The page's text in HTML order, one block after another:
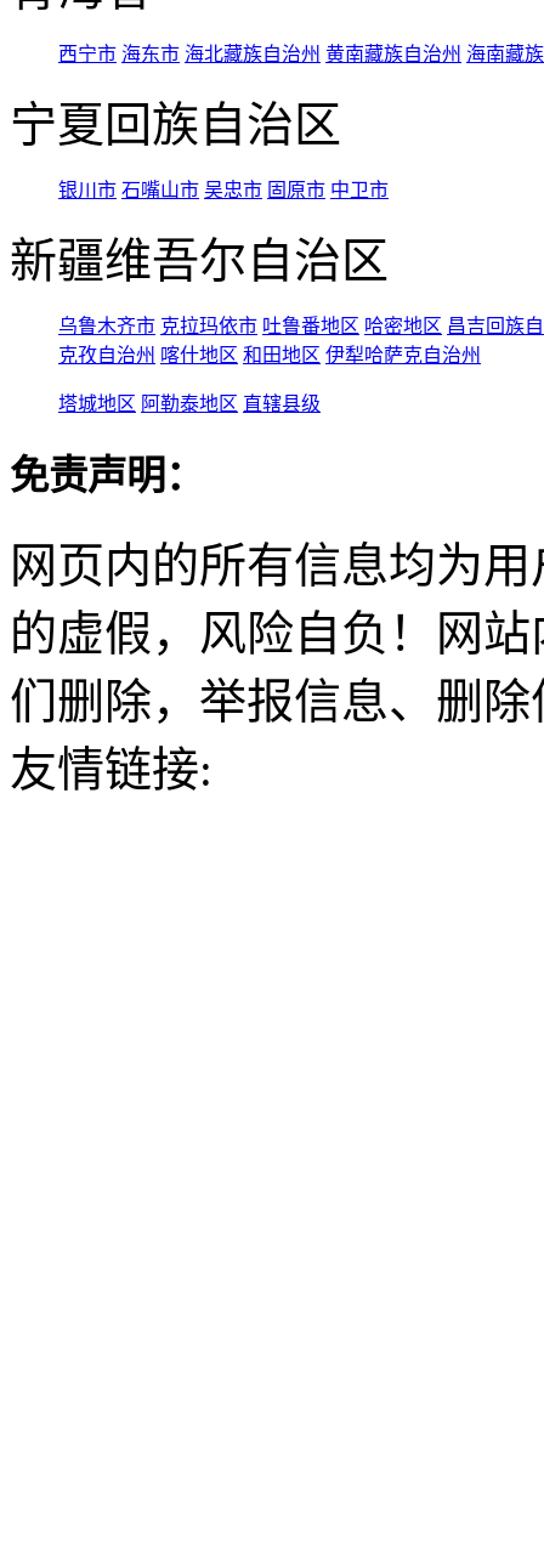
西宁市 海东市 海北藏族自治州 黄南藏族自治州 海南藏
宁夏回族自治区
银川市 石嘴山市 吴忠市 固原市 中卫市
新疆维吾尔自治区
乌鲁木齐市 克拉玛依市 吐鲁番地区 哈密地区 昌吉回族
克孜自治州 喀什地区 和田地区 伊犁哈萨克自治州
塔城地区 阿勒泰地区 直辖县级
免责声明：
网页内的所有信息均为
的虚假，风险自负！网
们删除，举报信息、删
友情链接: